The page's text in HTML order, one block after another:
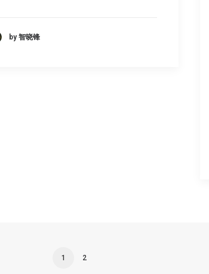
by 智晓锋
1 2